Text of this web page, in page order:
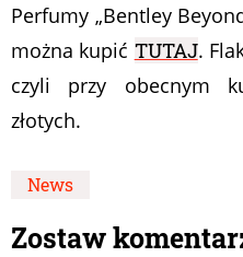
Perfumy „Bentley
można kupić TUTAJ.
czyli przy obecnym
złotych.
News
Zostaw